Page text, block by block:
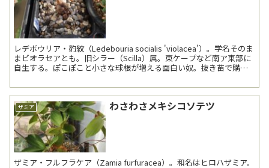
レデボウリア・豹紋（Ledebouria socialis 'violacea'）。学名そのま
まビオラセアとも。旧シラー（Scilla）属。東ケープなど南ア東部に
自生する。ぽこぽこと小さな球根が増える面白い奴。抜き苗で購
ザミア わさわさメキシコソテツ
ザミア・フルフラケア（Zamia furfuracea）。和名はヒロハザミア。